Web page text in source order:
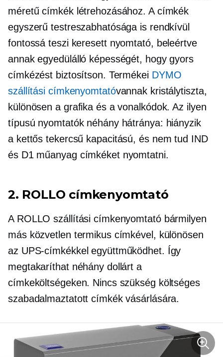
méretű címkék létrehozásához. A címkék
egyszerű testreszabhatósága is rendkívül
fontossá teszi keresettnyomtató, beleértve
annak egyedülálló képességét, hogy gyors
címkézést biztosítson. Termékei DYMO
szállítási címkenyomtatóvannak kristálytiszta,
különösen a grafika és a vonalkódok. Az ilyen
típusú nyomtatók néhány hátránya: hiányzik
a kettős tekercsű kapacitású, és nem tud IND
és D1 műanyag címkéket nyomtatni.
2. ROLLO címkenyomtató
A ROLLO szállítási címkenyomtató bármilyen
más közvetlen termikus címkével, különösen
az UPS-címkékkel együttműködhet. Így
megtakaríthat néhány dollárt a
címkeköltségeken. Nincs szükség költséges
szabadalmaztatott címkék vásárlására.